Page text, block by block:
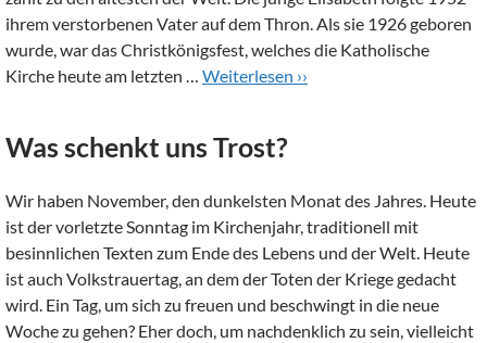
ihrem verstorbenen Vater auf dem Thron. Als sie 1926 geboren
wurde, war das Christkönigsfest, welches die Katholische
Kirche heute am letzten … Weiterlesen ››
Was schenkt uns Trost?
Wir haben November, den dunkelsten Monat des Jahres. Heute
ist der vorletzte Sonntag im Kirchenjahr, traditionell mit
besinnlichen Texten zum Ende des Lebens und der Welt. Heute
ist auch Volkstrauertag, an dem der Toten der Kriege gedacht
wird. Ein Tag, um sich zu freuen und beschwingt in die neue
Woche zu gehen? Eher doch, um nachdenklich zu sein, vielleicht